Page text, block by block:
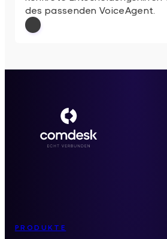
des passenden VoiceAgent.
Inhaltsverzeichnis
PRODUKTE